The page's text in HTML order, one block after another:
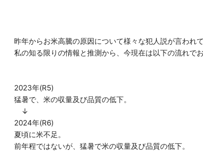
昨年からお米高騰の原因について様々な犯人説が言われ
私の知る限りの情報と推測から、今現在は以下の流れで
2023年(R5)
猛暑で、米の収量及び品質の低下。
↓
2024年(R6)
夏頃に米不足。
前年程ではないが、猛暑で米の収量及び品質の低下。